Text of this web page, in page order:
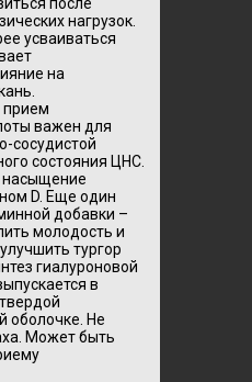
нагрузок.
усваиваться
на
прием
важен для
сосудистой
состояния ЦНС.
насыщение
D. Еще один
добавки –
молодость и
тургор
гиалуроновой
в
оболочке. Не
Может быть